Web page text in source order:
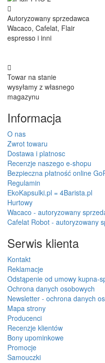
Autoryzowany sprzedawca
Wacaco, Cafelat, Flair
espresso i inni
Towar na stanie
wysyłamy z własnego
magazynu
Informacja
O nas
Zwrot towaru
Dostawa i platnosc
Recenzje naszego e-shopu
Bezpieczna płatność online
Regulamin
EkoKapsulki.pl = 4Barista.pl
Hurtowy
Wacaco - autoryzowany
Cafelat Robot - autoryzowany
Serwis klienta
Kontakt
Reklamacje
Odstąpenie od umowy kupna-
Ochrona danych osobowych
Newsletter - ochrona danych
Mapa strony
Producenci
Recenzje klientów
Bony upominkowe
Promocje
Samouczki